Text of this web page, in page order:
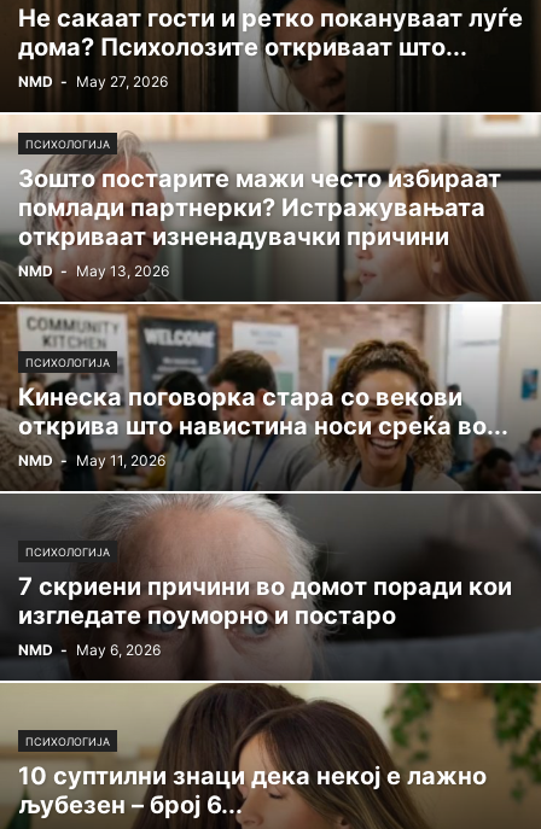
Не сакаат гости и ретко покануваат луѓе
дома? Психолозите откриваат што...
NMD - May 27, 2026
ПСИХОЛОГИЈА
Зошто постарите мажи често избираат
помлади партнерки? Истражувањата
откриваат изненадувачки причини
NMD - May 13, 2026
ПСИХОЛОГИЈА
Кинеска поговорка стара со векови
открива што навистина носи среќа во...
NMD - May 11, 2026
ПСИХОЛОГИЈА
7 скриени причини во домот поради кои
изгледате поуморно и постаро
NMD - May 6, 2026
ПСИХОЛОГИЈА
10 суптилни знаци дека некој е лажно
љубезен – број 6...